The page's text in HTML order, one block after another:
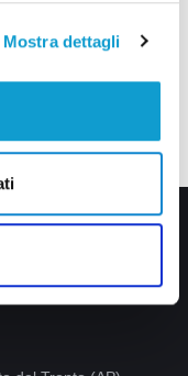
Mostra dettagli